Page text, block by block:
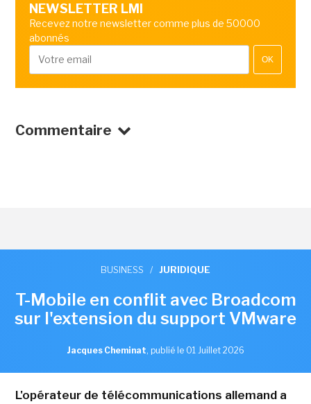
NEWSLETTER LMI
Recevez notre newsletter comme plus de 50000
abonnés
OK
Commentaire
BUSINESS / JURIDIQUE
T-Mobile en conflit avec Broadcom
sur l'extension du support VMware
Jacques Cheminat, publié le 01 Juillet 2026
L'opérateur de télécommunications allemand a